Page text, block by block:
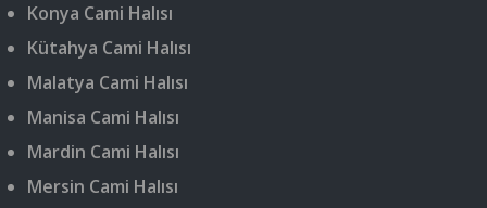
Konya Cami Halısı
Kütahya Cami Halısı
Malatya Cami Halısı
Manisa Cami Halısı
Mardin Cami Halısı
Mersin Cami Halısı